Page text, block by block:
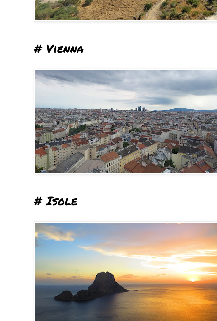
# Vienna
# Isole